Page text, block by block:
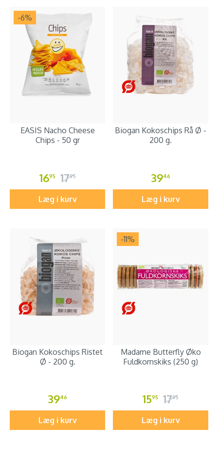
-6%
EASIS Nacho Cheese
Chips - 50 gr
1695 1795
Læg i kurv
Biogan Kokoschips Rå Ø -
200 g.
3946
Læg i kurv
Biogan Kokoschips Ristet
Ø - 200 g.
3946
Læg i kurv
-11%
Madame Butterfly Øko
Fuldkornskiks (250 g)
1595 1795
Læg i kurv